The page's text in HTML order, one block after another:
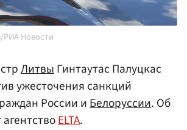
РИА Новости
ЛитвыГинтаутас Палуцкас
ужесточения санкций
России иБелоруссии. Об
ELTA.